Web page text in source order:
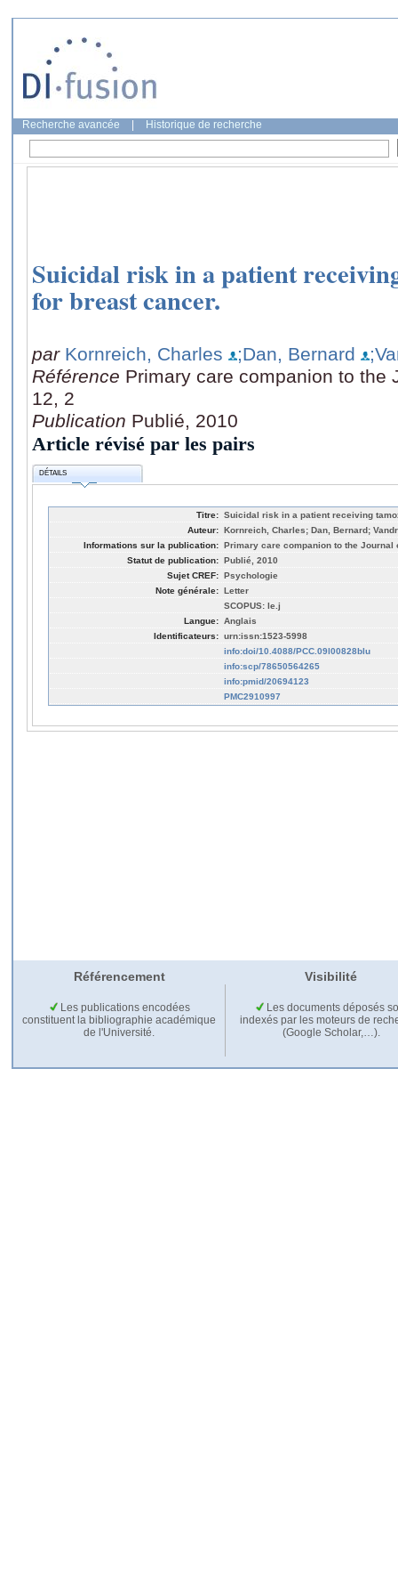
Recherche avancée Historique de recherche
Suicidal risk in a patient
for breast cancer.
par Kornreich, Charles ;Dan, Bernard
Référence Primary care companion to the
12, 2
Publication Publié, 2010
Article révisé par les pairs
DÉTAILS
Titre: Suicidal risk in a patient receiving
Auteur: Kornreich, Charles; Dan, Bernard;
Informations sur la publication: Primary care companion to the
Statut de publication: Publié, 2010
Sujet CREF: Psychologie
Note générale: Letter
SCOPUS: le.j
Langue: Anglais
Identificateurs: urn:issn:1523-5998
info:doi/10.4088/PCC.09l00828blu
info:scp/78650564265
info:pmid/20694123
PMC2910997
Référencement Visibilité
Les publications encodées
constituent la bibliographie académique
de l'Université.
Les documents déposés
indexés par les moteurs de
(Google Scholar,…).